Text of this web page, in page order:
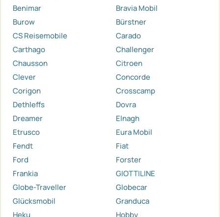
Benimar
Bravia Mobil
Burow
Bürstner
CS Reisemobile
Carado
Carthago
Challenger
Chausson
Citroen
Clever
Concorde
Corigon
Crosscamp
Dethleffs
Dovra
Dreamer
Elnagh
Etrusco
Eura Mobil
Fendt
Fiat
Ford
Forster
Frankia
GIOTTILINE
Globe-Traveller
Globecar
Glücksmobil
Granduca
Heku
Hobby